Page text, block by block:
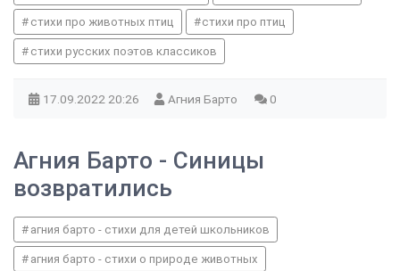
стихи про животных птиц стихи про птиц
стихи русских поэтов классиков
17.09.2022 20:26 Агния Барто 0
Агния Барто - Синицы
возвратились
агния барто - стихи для детей школьников
агния барто - стихи о природе животных